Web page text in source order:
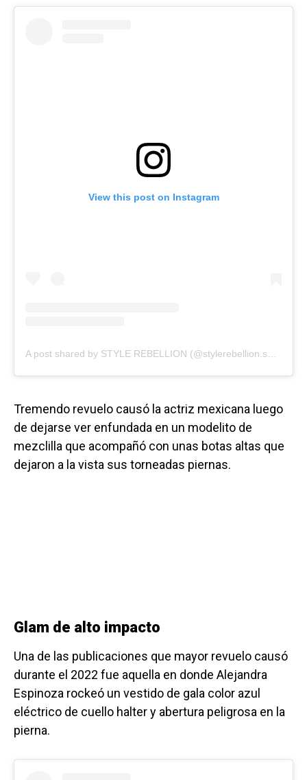
View this post on Instagram
Tremendo revuelo causó la actriz mexicana luego
de dejarse ver enfundada en un modelito de
mezclilla que acompañó con unas botas altas que
dejaron a la vista sus torneadas piernas.
Glam de alto impacto
Una de las publicaciones que mayor revuelo causó
durante el 2022 fue aquella en donde Alejandra
Espinoza rockeó un vestido de gala color azul
eléctrico de cuello halter y abertura peligrosa en la
pierna.